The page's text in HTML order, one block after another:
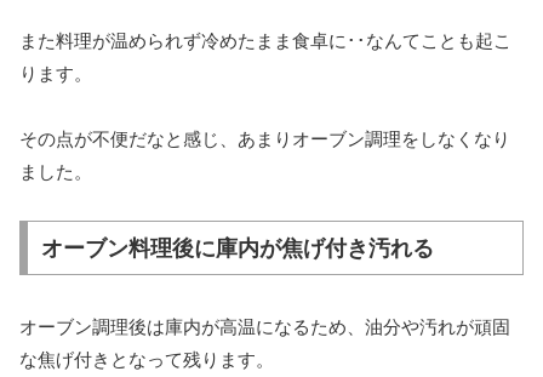
また料理が温められず冷めたまま食卓に･･なんてことも起こ
ります。
その点が不便だなと感じ、あまりオーブン調理をしなくなり
ました。
オーブン料理後に庫内が焦げ付き汚れる
オーブン調理後は庫内が高温になるため、油分や汚れが頑固
な焦げ付きとなって残ります。